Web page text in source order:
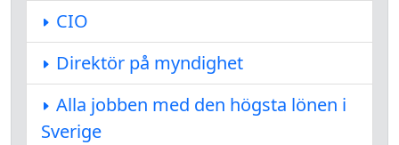
CIO
Direktör på myndighet
Alla jobben med den högsta lönen i
Sverige